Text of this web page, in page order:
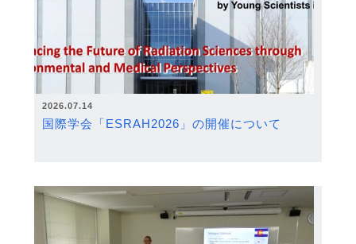
2026.07.14
国際学会「ESRAH2026」の開催について